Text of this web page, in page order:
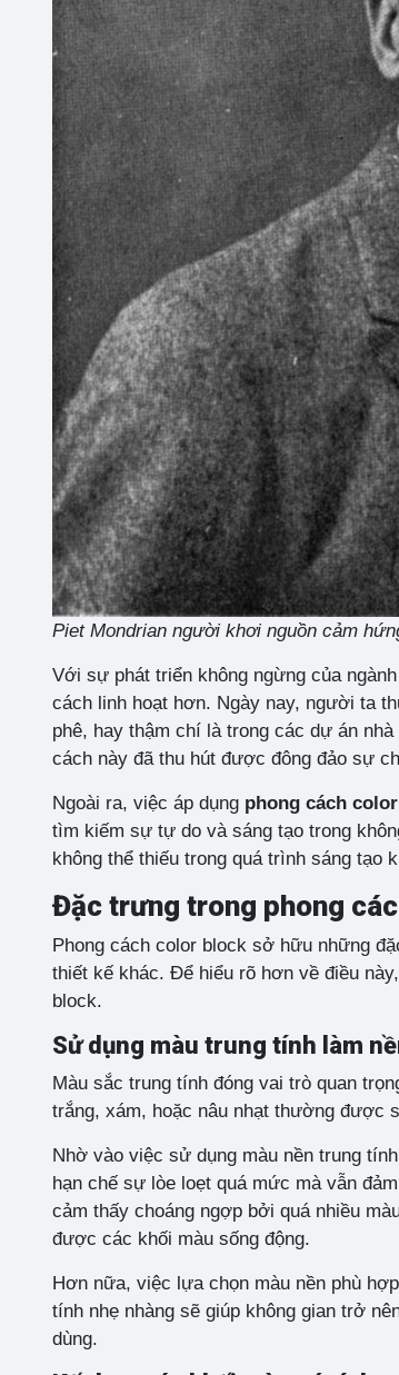
Piet Mondrian người khơi nguồn cảm
Với sự phát triển không ngừng của
cách linh hoạt hơn. Ngày nay, người ta
phê, hay thậm chí là trong các dự án
cách này đã thu hút được đông đảo sự
Ngoài ra, việc áp dụng phong cách
tìm kiếm sự tự do và sáng tạo trong
không thể thiếu trong quá trình sáng tạo
Đặc trưng trong phong
Phong cách color block sở hữu những
thiết kế khác. Để hiểu rõ hơn về điều
block.
Sử dụng màu trung tính làm
Màu sắc trung tính đóng vai trò quan
trắng, xám, hoặc nâu nhạt thường được
Nhờ vào việc sử dụng màu nền trung
hạn chế sự lòe loẹt quá mức mà vẫn
cảm thấy choáng ngợp bởi quá nhiều
được các khối màu sống động.
Hơn nữa, việc lựa chọn màu nền phù
tính nhẹ nhàng sẽ giúp không gian trở
dùng.